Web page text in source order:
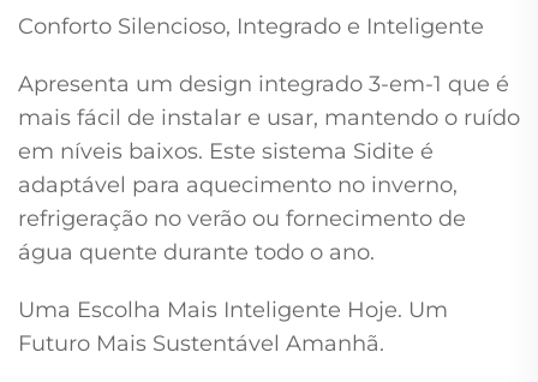
Conforto Silencioso, Integrado e Inteligente
Apresenta um design integrado 3-em-1 que é
mais fácil de instalar e usar, mantendo o ruído
em níveis baixos. Este sistema Sidite é
adaptável para aquecimento no inverno,
refrigeração no verão ou fornecimento de
água quente durante todo o ano.
Uma Escolha Mais Inteligente Hoje. Um
Futuro Mais Sustentável Amanhã.